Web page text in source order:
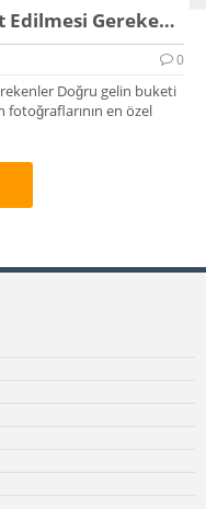
Gelin Buketi Seçerken Dikkat Edilmesi Gerekenler
0
Doğru gelin buketi
en özel